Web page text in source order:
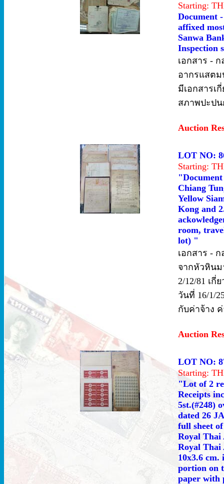
Starting:
Document
affixed
Sanwa
Inspection
เอกสาร -
อากรแสต
มีเอกสารเ
สภาพปะปน
Auction
LOT NO:
Starting:
Chiang
Yellow
Kong and
room,
lot) "
เอกสาร -
จากหัวหินม
2/12/81 เกี่
วันที่ 16/1/
กับค่าจ้าง
Auction
LOT NO:
Starting:
"Lot of 2
Receipts
5st.(#248)
dated 26
full sheet
Royal Thai
Royal Thai
10x3.6 cm.
portion on
paper with